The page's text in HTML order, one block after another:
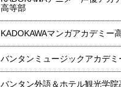
高等部
KADOKAWAマンガアカデミー
バンタンミュージックアカデミ
バンタン外語＆ホテル観光学院